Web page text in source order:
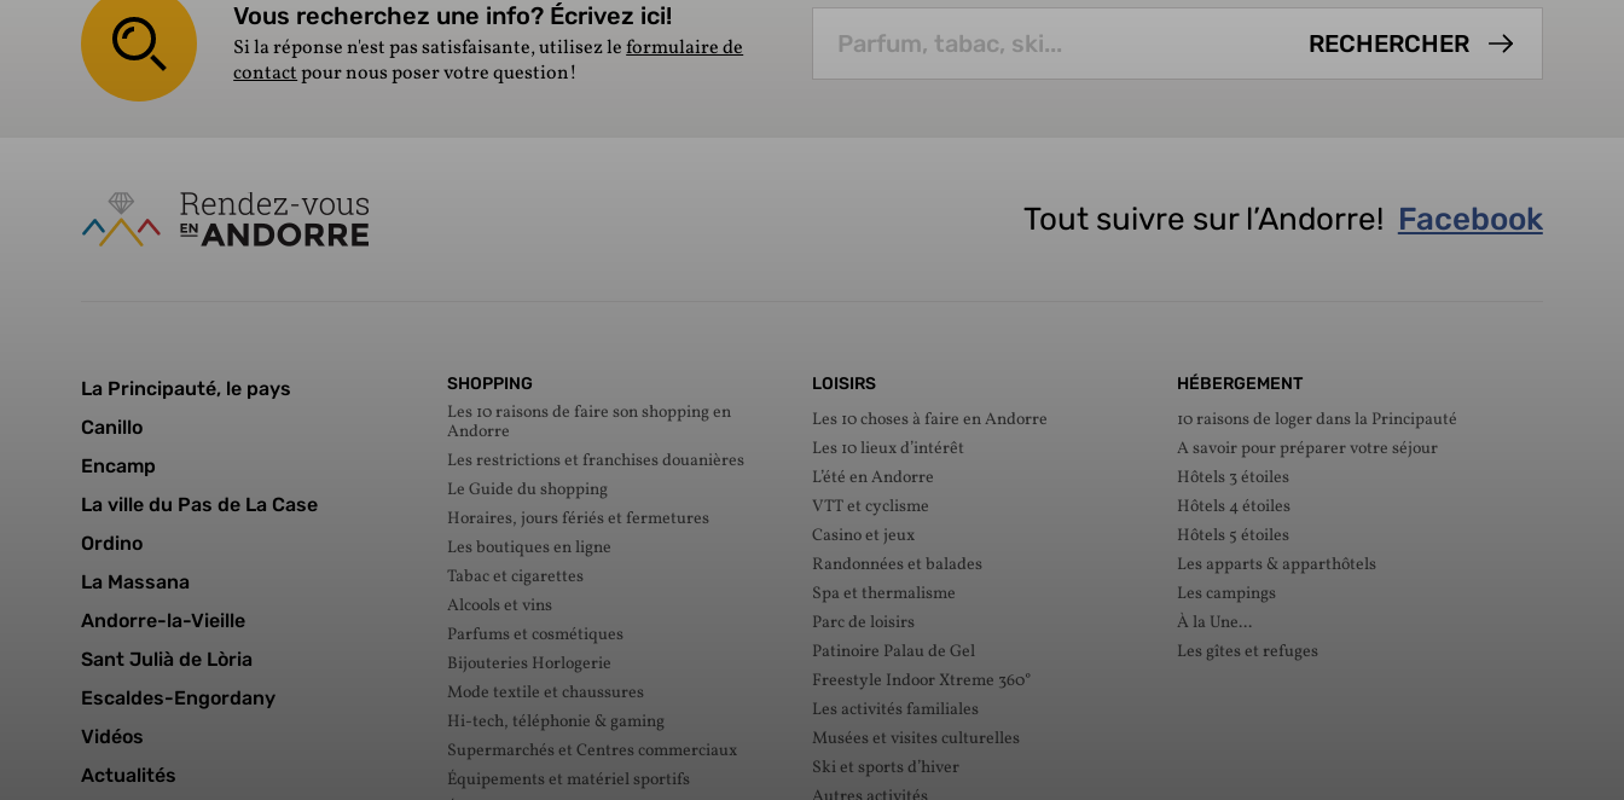
Vous recherchez une info? Écrivez ici!
Si la réponse n'est pas satisfaisante, utilisez leformulaire de
contactpour nous poser votre question!
Tout suivre sur l’Andorre! Facebook
La Principauté, le pays
Canillo
Encamp
La ville du Pas de La Case
Ordino
La Massana
Andorre-la-Vieille
Sant Julià de Lòria
Escaldes-Engordany
Vidéos
Actualités
SHOPPING
Les 10 raisons de faire son shopping en
Andorre
Les restrictions et franchises douanières
Le Guide du shopping
Horaires, jours fériés et fermetures
Les boutiques en ligne
Tabac et cigarettes
Alcools et vins
Parfums et cosmétiques
Bijouteries Horlogerie
Mode textile et chaussures
Hi-tech, téléphonie & gaming
Supermarchés et Centres commerciaux
Équipements et matériel sportifs
LOISIRS
Les 10 choses à faire en Andorre
Les 10 lieux d’intérêt
L’été en Andorre
VTT et cyclisme
Casino et jeux
Randonnées et balades
Spa et thermalisme
Parc de loisirs
Patinoire Palau de Gel
Freestyle Indoor Xtreme 360°
Les activités familiales
Musées et visites culturelles
Ski et sports d’hiver
HÉBERGEMENT
10 raisons de loger dans la Principauté
A savoir pour préparer votre séjour
Hôtels 3 étoiles
Hôtels 4 étoiles
Hôtels 5 étoiles
Les apparts & apparthôtels
Les campings
À la Une...
Les gîtes et refuges